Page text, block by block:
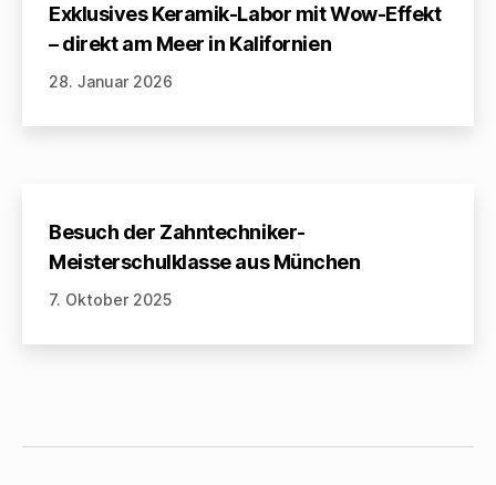
Exklusives Keramik-Labor mit Wow-Effekt
– direkt am Meer in Kalifornien
28. Januar 2026
Besuch der Zahntechniker-
Meisterschulklasse aus München
7. Oktober 2025